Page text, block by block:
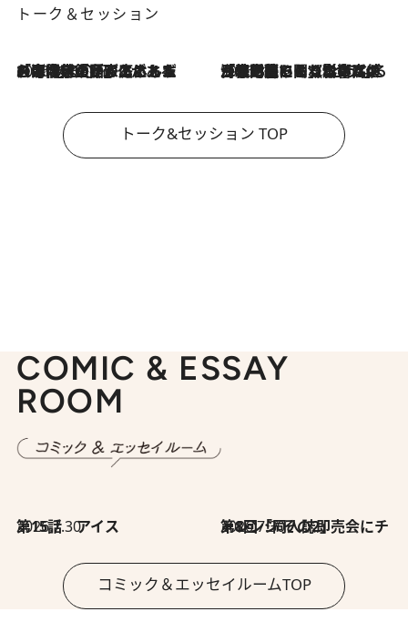
トーク＆セッション
2026.8.3
「今後値上げがあるとすれば…」「リスクがあるのは今年の冬」エネルギー専門家が語る、ホルムズ海峡封鎖が家庭にもたらす“ある心配” 2026.8.3
「住宅建てられない…」「サーチャージ料の高値が続いている」ホルムズ海峡封鎖による影響はいつまで続く？《エネルギー専門家に聞く“どうなる日本の暮らし”》
トーク&セッション TOP
COMIC & ESSAY
ROOM
2026.7.30
第15話 アイス 2026.7.30
第8回「同人誌即売会にチャレンジ その2」
コミック＆エッセイルームTOP